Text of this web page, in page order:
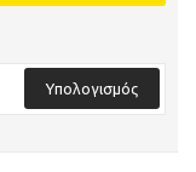
Υπολογισμός